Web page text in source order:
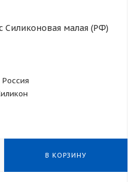
Силиконовая малая (РФ)
Россия
В КОРЗИНУ